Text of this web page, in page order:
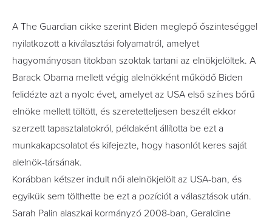
A The Guardian cikke szerint Biden meglepő őszinteséggel
nyilatkozott a kiválasztási folyamatról, amelyet
hagyományosan titokban szoktak tartani az elnökjelöltek. A
Barack Obama mellett végig alelnökként működő Biden
felidézte azt a nyolc évet, amelyet az USA első színes bőrű
elnöke mellett töltött, és szeretetteljesen beszélt ekkor
szerzett tapasztalatokról, példaként állította be ezt a
munkakapcsolatot és kifejezte, hogy hasonlót keres saját
alelnök-társának.
Korábban kétszer indult női alelnökjelölt az USA-ban, és
egyikük sem tölthette be ezt a pozíciót a választások után.
Sarah Palin alaszkai kormányzó 2008-ban, Geraldine